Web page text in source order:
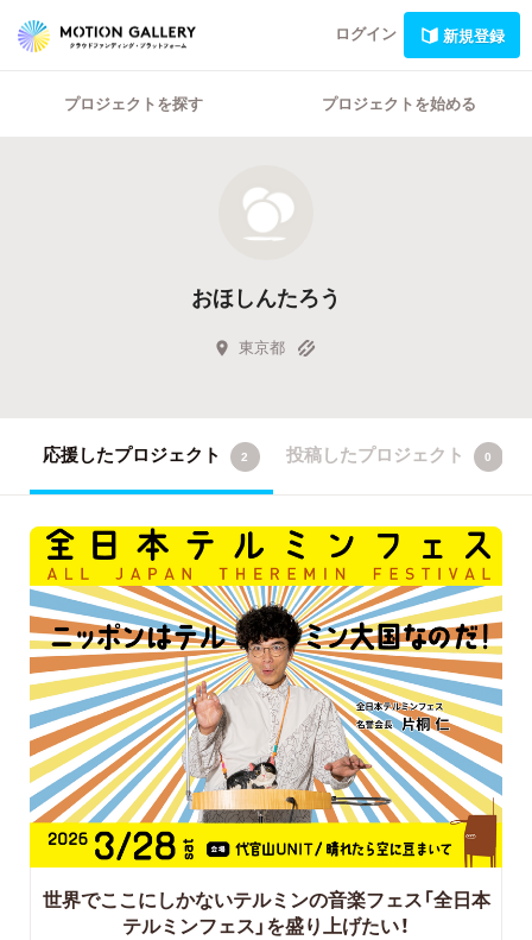
ログイン 新規登録
プロジェクトを探す プロジェクトを始める
おほしんたろう
東京都
応援したプロジェクト 2 投稿したプロジェクト 0
世界でここにしかないテルミンの音楽フェス「全日本
テルミンフェス」を盛り上げたい！